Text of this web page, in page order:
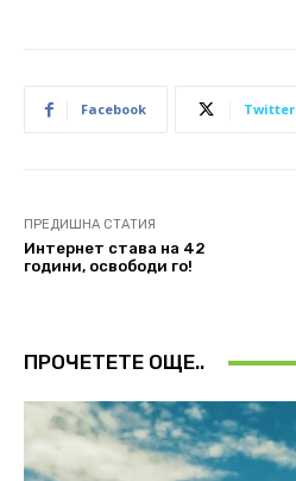
Facebook Twitter
ПРЕДИШНА СТАТИЯ
Интернет става на 42
години, освободи го!
ПРОЧЕТЕТЕ ОЩЕ..